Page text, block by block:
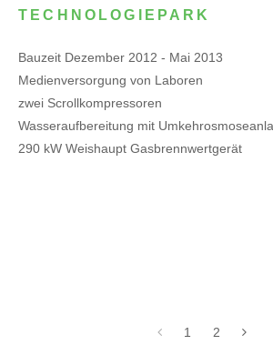
TECHNOLOGIEPARK
Bauzeit Dezember 2012 - Mai 2013
Medienversorgung von Laboren
zwei Scrollkompressoren
Wasseraufbereitung mit
290 kW Weishaupt Gasbrennwertgerät
1 2